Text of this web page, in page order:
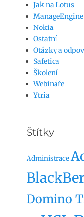
Jak na Lotus
ManageEngine
Nokia
Ostatní
Otázky a
Safetica
Školení
Webináře
Ytria
Štítky
Administrace
Domino